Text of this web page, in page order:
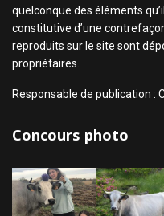
quelconque des éléments
constitutive d’une
reproduits sur le site sont
propriétaires.
Responsable de publication :
Concours photo